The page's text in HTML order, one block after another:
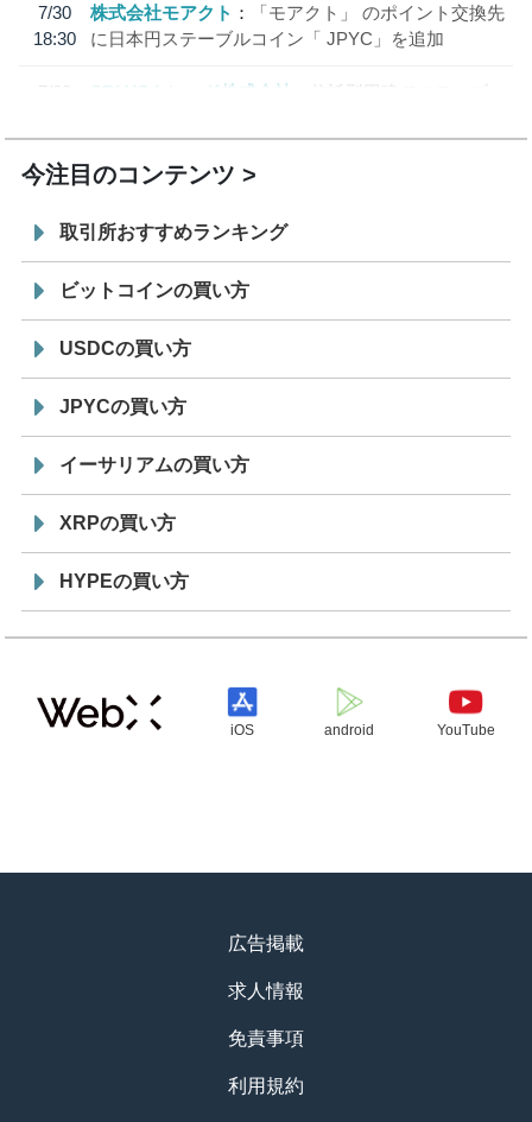
7/30
18:30
株式会社モアクト
「モアクト」 のポイント交換先
に日本円ステーブルコイン「 JPYC」を追加
7/29
SBI VCトレード株式会社
信託型円建てステーブル
今注目のコンテンツ
取引所おすすめランキング
ビットコインの買い方
USDCの買い方
JPYCの買い方
イーサリアムの買い方
XRPの買い方
HYPEの買い方
iOS android YouTube
広告掲載
求人情報
免責事項
利用規約